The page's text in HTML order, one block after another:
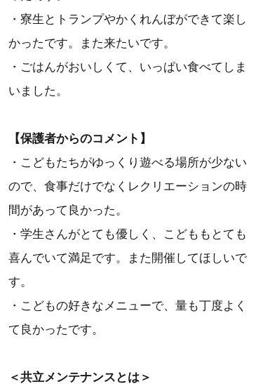
・寮生とトランプやかくれんぼができて楽し
かったです。また来たいです。
・ごはんがおいしくて、いっぱい食べてしま
いました。
【保護者からのコメント】
・こどもたちがゆっくり遊べる場所が少ない
ので、食事だけでなくレクリエーションの時
間があって良かった。
・学生さんがとても優しく、こどももとても
喜んでいて満足です。また開催してほしいで
す。
・こどもの好きなメニューで、量も丁度よく
て良かったです。
＜共立メンテナンスとは＞